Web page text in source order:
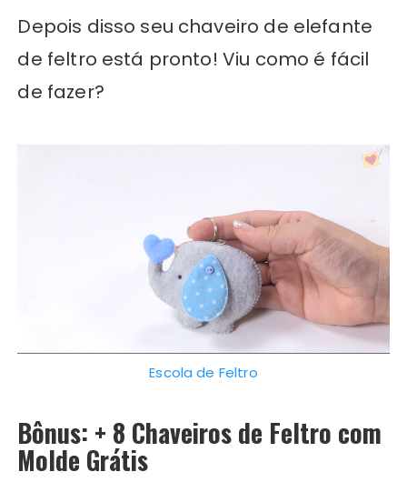
Depois disso seu chaveiro de elefante
de feltro está pronto! Viu como é fácil
de fazer?
Escola de Feltro
Bônus: + 8 Chaveiros de Feltro com
Molde Grátis